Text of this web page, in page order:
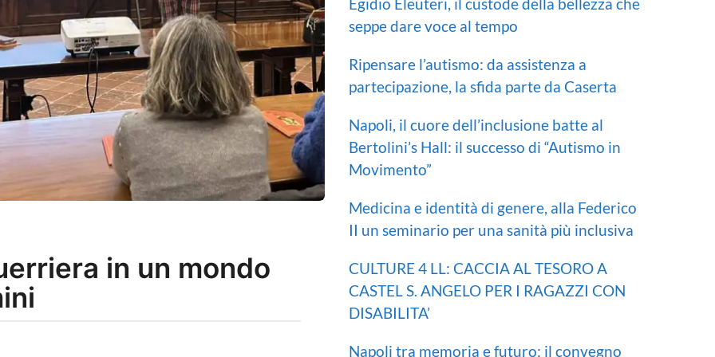
in un mondo
seppe dare voce al tempo
Ripensare l’autismo: da assistenza a
partecipazione, la sfida parte da Caserta
Napoli, il cuore dell’inclusione batte al
Bertolini’s Hall: il successo di “Autismo in
Movimento”
Medicina e identità di genere, alla Federico
II un seminario per una sanità più inclusiva
CULTURE 4 LL: CACCIA AL TESORO A
CASTEL S. ANGELO PER I RAGAZZI CON
DISABILITA’
Napoli tra memoria e futuro: il convegno